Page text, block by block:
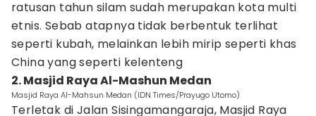
ratusan tahun silam sudah merupakan kota multi
etnis. Sebab atapnya tidak berbentuk terlihat
seperti kubah, melainkan lebih mirip seperti khas
China yang seperti kelenteng
2. Masjid Raya Al-Mashun Medan
Masjid Raya Al-Mahsun Medan (IDN Times/Prayugo Utomo)
Terletak di Jalan Sisingamangaraja, Masjid Raya